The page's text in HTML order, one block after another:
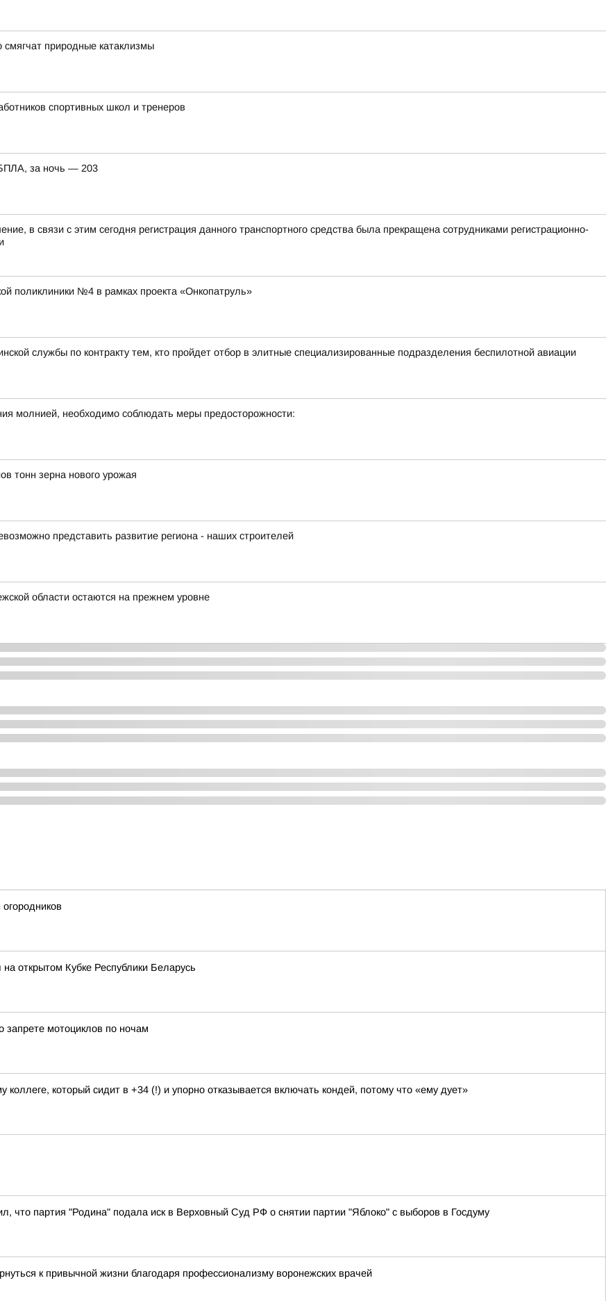
природные катаклизмы
спортивных школ и тренеров
за ночь — 203
в связи с этим сегодня регистрация данного транспортного средства была прекращена сотрудниками регистрационно-
поликлиники №4 в рамках проекта «Онкопатруль»
службы по контракту тем, кто пройдет отбор в элитные специализированные подразделения беспилотной авиации
молнией, необходимо соблюдать меры предосторожности:
тонн зерна нового урожая
представить развитие региона - наших строителей
области остаются на прежнем уровне
открытом Кубке Республики Беларусь
запрете мотоциклов по ночам
который сидит в +34 (!) и упорно отказывается включать кондей, потому что «ему дует»
что партия "Родина" подала иск в Верховный Суд РФ о снятии партии "Яблоко" с выборов в Госдуму
к привычной жизни благодаря профессионализму воронежских врачей